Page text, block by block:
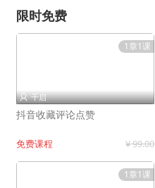
限时免费
1章1课
 千启
抖音收藏评论点赞
免费课程 ¥ 99.00
1章1课